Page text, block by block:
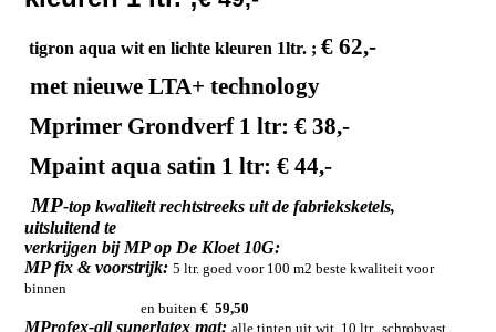
tigron aqua wit en lichte kleuren 1ltr. ;€ 62,-
met nieuwe LTA+ technology
Mprimer Grondverf 1 ltr:€ 38,-
Mpaint aqua satin 1 ltr:€ 44,-
MP-top kwaliteit rechtstreeks uit de fabrieksketels,
uitsluitend te
verkrijgen bij MP op De Kloet 10G:
MP fix & voorstrijk:5 ltr. goed voor 100 m2 beste kwaliteit voor
binnen
en buiten€ 59,50
MProfex-all superlatex mat:alle tinten uit wit, 10 ltr., schrobvast,